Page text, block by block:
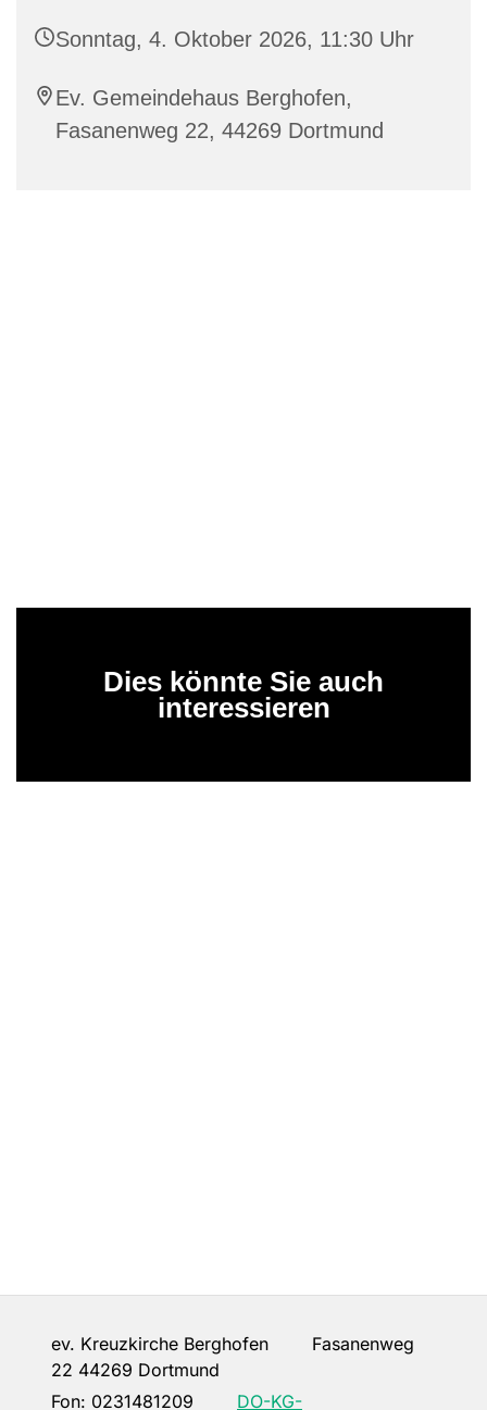
Sonntag, 4. Oktober 2026, 11:30 Uhr
Ev. Gemeindehaus Berghofen,
Fasanenweg 22, 44269 Dortmund
Dies könnte Sie auch
interessieren
ev. Kreuzkirche Berghofen Fasanenweg
22 44269 Dortmund
Fon: 0231481209 DO-KG-